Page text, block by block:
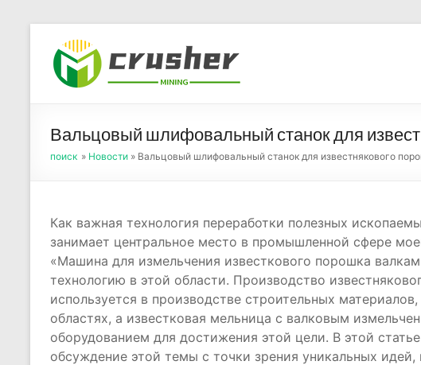
content
Вальцовый шлифовальный станок для
поиск » Новости » Вальцовый шлифовальный станок для известнякового
Как важная технология переработки полезных
занимает центральное место в промышленной сфере
«Машина для измельчения известкового порошка
технологию в этой области. Производство
используется в производстве строительных
областях, а известковая мельница с валковым
оборудованием для достижения этой цели. В этой
обсуждение этой темы с точки зрения уникальных идей,